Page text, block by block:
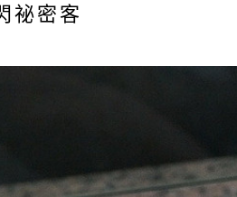
祕密客